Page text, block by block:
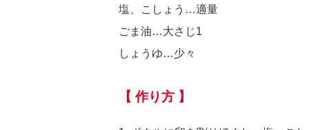
塩、こしょう…適量
ごま油…大さじ1
しょうゆ…少々
【 作り方 】